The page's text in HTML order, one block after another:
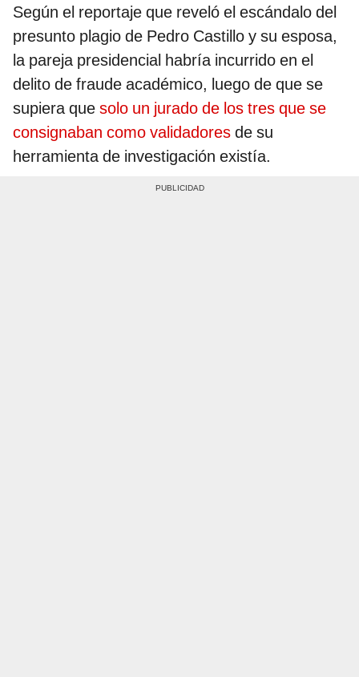
Según el reportaje que reveló el escándalo del
presunto plagio de Pedro Castillo y su esposa,
la pareja presidencial habría incurrido en el
delito de fraude académico, luego de que se
supiera que solo un jurado de los tres que se
consignaban como validadores de su
herramienta de investigación existía.